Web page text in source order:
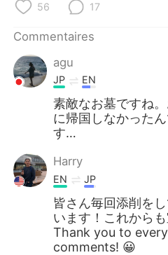
56 17
Commentaires
agu
JP EN
素敵なお墓ですね
に帰国しなかった
す…
Harry
EN JP
皆さん毎回添削を
います！これから
Thank you to
comments! 😀